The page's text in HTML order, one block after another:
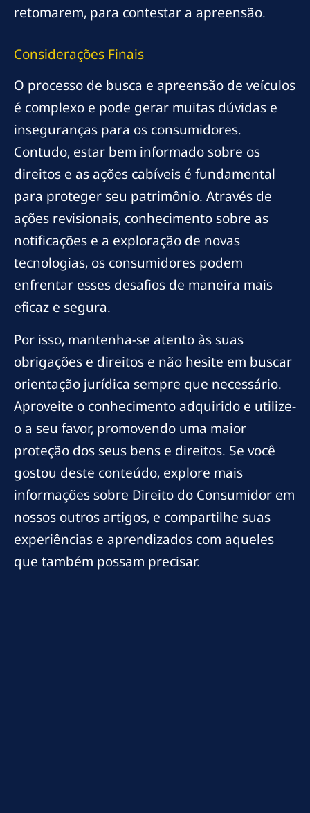
retomarem, para contestar a apreensão.
Considerações Finais
O processo de busca e apreensão de veículos
é complexo e pode gerar muitas dúvidas e
inseguranças para os consumidores.
Contudo, estar bem informado sobre os
direitos e as ações cabíveis é fundamental
para proteger seu patrimônio. Através de
ações revisionais, conhecimento sobre as
notificações e a exploração de novas
tecnologias, os consumidores podem
enfrentar esses desafios de maneira mais
eficaz e segura.
Por isso, mantenha-se atento às suas
obrigações e direitos e não hesite em buscar
orientação jurídica sempre que necessário.
Aproveite o conhecimento adquirido e utilize-
o a seu favor, promovendo uma maior
proteção dos seus bens e direitos. Se você
gostou deste conteúdo, explore mais
informações sobre Direito do Consumidor em
nossos outros artigos, e compartilhe suas
experiências e aprendizados com aqueles
que também possam precisar.